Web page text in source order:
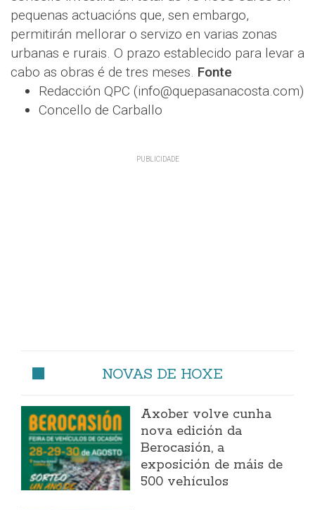
pequenas actuacións que, sen embargo,
permitirán mellorar o servizo en varias zonas
urbanas e rurais. O prazo establecido para levar a
cabo as obras é de tres meses. Fonte
Redacción QPC (info@quepasanacosta.com)
Concello de Carballo
NOVAS DE HOXE
Axober volve cunha
nova edición da
Berocasión, a
exposición de máis de
500 vehículos